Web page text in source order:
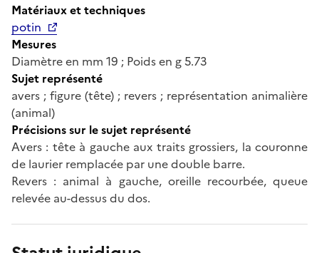
Matériaux et techniques
potin
Mesures
Diamètre en mm 19 ; Poids en g 5.73
Sujet représenté
avers ; figure (tête) ; revers ; représentation animalière
(animal)
Précisions sur le sujet représenté
Avers : tête à gauche aux traits grossiers, la couronne
de laurier remplacée par une double barre.
Revers : animal à gauche, oreille recourbée, queue
relevée au-dessus du dos.